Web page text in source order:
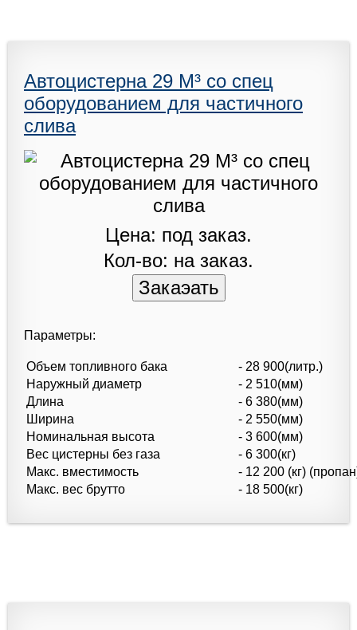
Автоцистерна 29 М³ со спец
оборудованием для частичного
слива
Цена: под заказ.
Кол-во: на заказ.
Параметры:
Объем топливного бака
- 28 900(литр.)
Наружный диаметр
- 2 510(мм)
Длина
- 6 380(мм)
Ширина
- 2 550(мм)
Номинальная высота
- 3 600(мм)
Вес цистерны без газа
- 6 300(кг)
Макс. вместимость
- 12 200 (кг)
Макс. вес брутто
- 18 500(кг)